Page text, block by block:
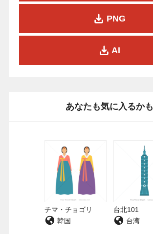
PNG
AI
あなたも気に入るかも
チマ・チョゴリ
韓国
台北101
台湾